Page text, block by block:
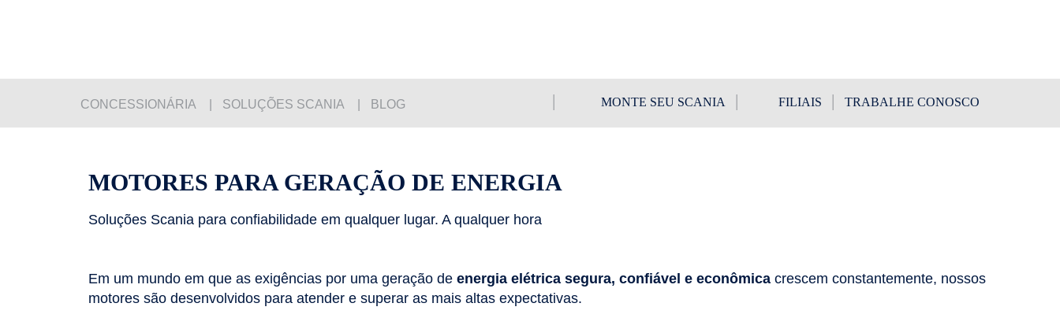
CONCESSIONÁRIA SOLUÇÕES SCANIA BLOG MONTE SEU SCANIA FILIAIS TRABALHE CONOSCO
MOTORES PARA GERAÇÃO DE ENERGIA
Soluções Scania para confiabilidade em qualquer lugar. A qualquer hora
Em um mundo em que as exigências por uma geração de energia elétrica segura, confiável e econômica crescem constantemente, nossos
motores são desenvolvidos para atender e superar as mais altas expectativas.